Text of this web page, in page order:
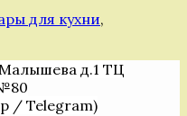
для кухни,
Малышева д.1 ТЦ
/ Telegram)